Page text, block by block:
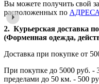
Вы можете получить свой
расположенных по
2. Курьерская доставка
(Форменная одежда,
Доставка при покупке от
При покупке до 5000 руб. -
пределами до 50 км. - 500